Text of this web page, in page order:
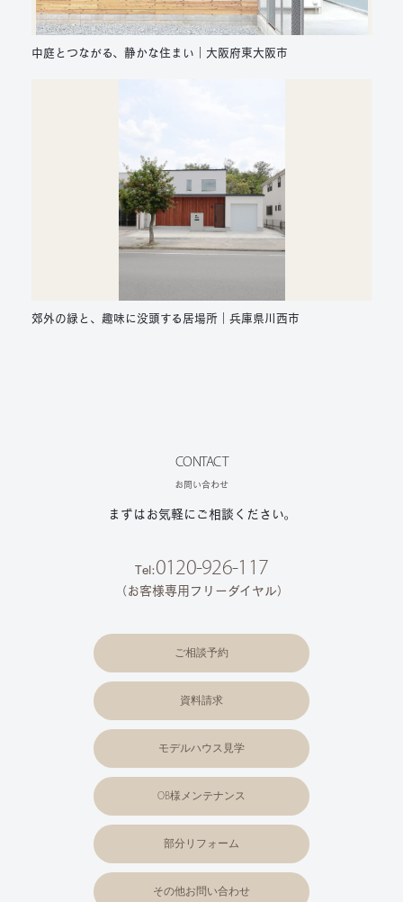
中庭とつながる、静かな住まい｜大阪府東大阪市
郊外の緑と、趣味に没頭する居場所｜兵庫県川西市
CONTACT
お問い合わせ
まずはお気軽にご相談ください。
Tel:0120-926-117
（お客様専用フリーダイヤル）
ご相談予約
資料請求
モデルハウス見学
OB様メンテナンス
部分リフォーム
その他お問い合わせ